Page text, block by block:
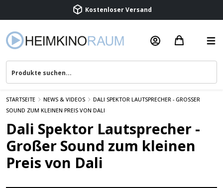
Kostenloser Versand
Beratung & Service
STARTSEITE NEWS & VIDEOS
DALI SPEKTOR LAUTSPRECHER - GROSSER S
OUND ZUM KLEINEN PREIS VON DALI
Dali Spektor Lautsprecher -
Großer Sound zum kleinen
Preis von Dali